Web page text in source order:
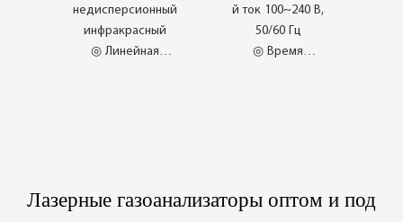
недисперсионный
инфракрасный
◎ Линейная
Tiada Keracunan
й ток 100~240 В,
50/60 Гц
◎ Время
дюймовый цветной
Лазерные газоанализаторы оптом и под